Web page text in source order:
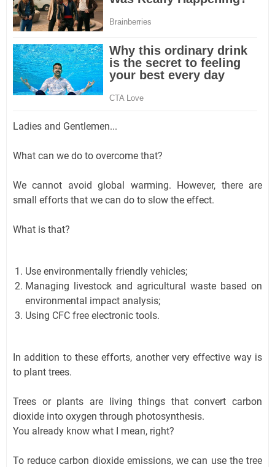
Ladies and Gentlemen...
What can we do to overcome that?
We cannot avoid global warming. However, there are
small efforts that we can do to slow the effect.
What is that?
Use environmentally friendly vehicles;
Managing livestock and agricultural waste based on
environmental impact analysis;
Using CFC free electronic tools.
In addition to these efforts, another very effective way is
to plant trees.
Trees or plants are living things that convert carbon
dioxide into oxygen through photosynthesis.
You already know what I mean, right?
To reduce carbon dioxide emissions, we can use the tree